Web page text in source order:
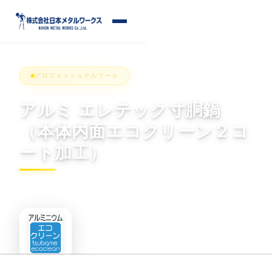
ー
プロフェッショナルツール
アルミ エレテック寸胴鍋
（本体内面エコクリーン２コ
ート加工）